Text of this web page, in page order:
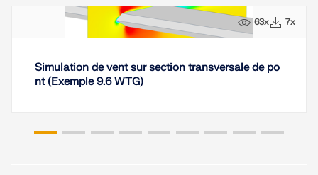
Versions précédentes
63x 7x
Simulation de vent sur section transversale de po
nt (Exemple 9.6 WTG)